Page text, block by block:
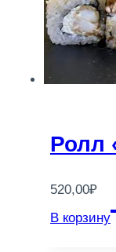
Ролл
520,00₽
В корзину